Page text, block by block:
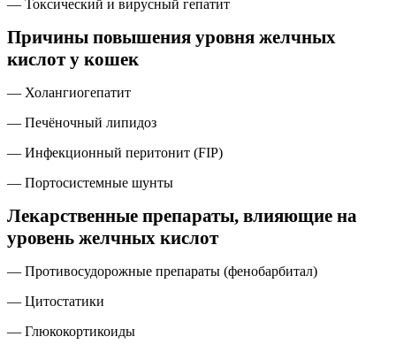
— Токсический и вирусный гепатит
Причины повышения уровня желчных
кислот у кошек
— Холангиогепатит
— Печёночный липидоз
— Инфекционный перитонит (FIP)
— Портосистемные шунты
Лекарственные препараты, влияющие на
уровень желчных кислот
— Противосудорожные препараты (фенобарбитал)
— Цитостатики
— Глюкокортикоиды